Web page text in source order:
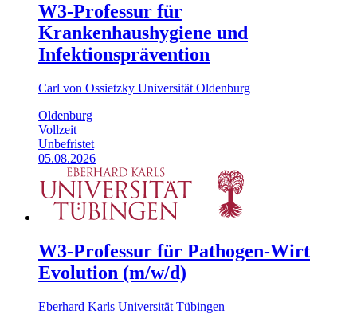
W3-Professur für
Krankenhaushygiene und
Infektionsprävention
Carl von Ossietzky Universität Oldenburg
Oldenburg
Vollzeit
Unbefristet
05.08.2026
W3-Professur für Pathogen-Wirt
Evolution (m/w/d)
Eberhard Karls Universität Tübingen